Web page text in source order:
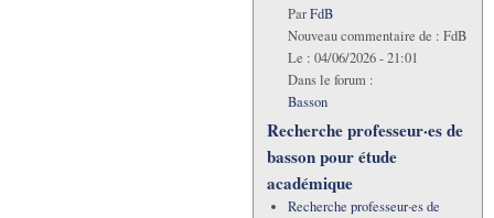
ParFdB
Nouveau commentaire de : FdB
Le : 04/06/2026 - 21:01
Dans le forum :
Basson
Recherche professeur·es de
basson pour étude
académique
Recherche professeur·es de